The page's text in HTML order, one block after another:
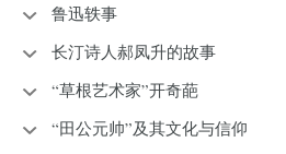
鲁迅轶事
长汀诗人郝凤升的故事
“草根艺术家”开奇葩
“田公元帅”及其文化与信仰